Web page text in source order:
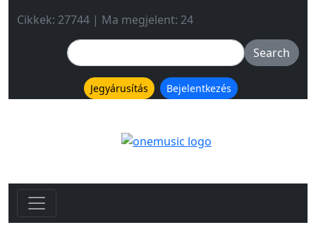
Cikkek: 27744 | Ma megjelent: 24
Jegyárusítás Bejelentkezés